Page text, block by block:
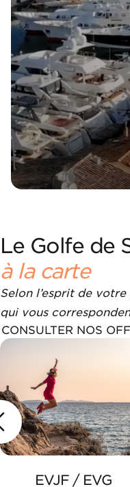
Le Golfe de
à la carte
Selon l’esprit de
qui vous
CONSULTER NOS
EVJF / EVG